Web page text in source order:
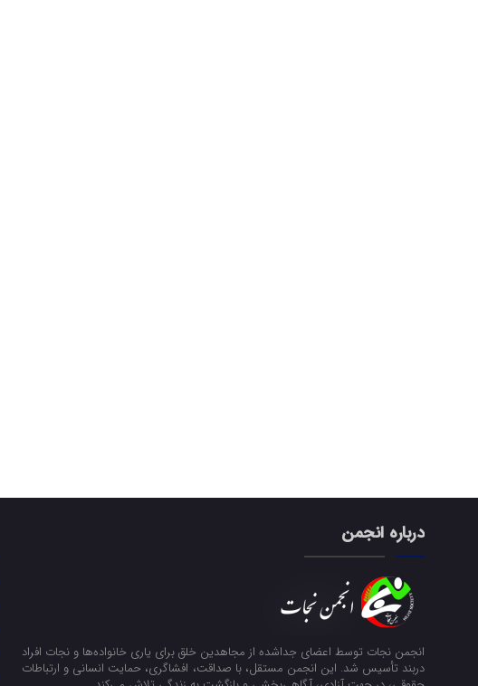
درباره انجمن
انجمن نجات توسط اعضای جداشده از مجاهدین خلق برای یاری خانواده‌ها و نجات افراد
دربند تأسیس شد. این انجمن مستقل، با صداقت، افشاگری، حمایت انسانی و ارتباطات